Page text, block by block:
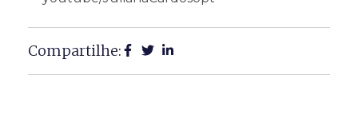
Compartilhe: